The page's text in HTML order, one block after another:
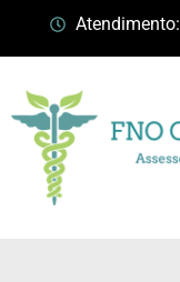
Atendimento: